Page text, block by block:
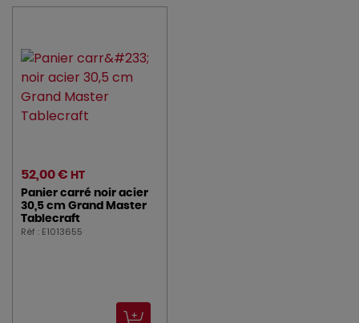
52,00 € HT
Panier carré noir acier
30,5 cm Grand Master
Tablecraft
Réf : E1013655